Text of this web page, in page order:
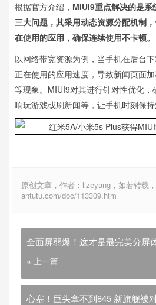
根据官方介绍， MIUI9重点解决的是
三大问题，其采用动态资源分配机制
在使用的应用，确保连续使用不卡顿。
以网络带宽资源为例，当手机在后台
正在使用的应用速度，导致新闻页面
等现象。MIUI9对其进行针对性优化
响玩游戏或刷新闻等，让手机时刻保持
原创文章，作者：lizeyang，如若转载
antutu.com/doc/113309.htm
全面屏弱爆！这才是最完美分屏
« 上一篇
心塞！巨头拿不到845 新旗舰被